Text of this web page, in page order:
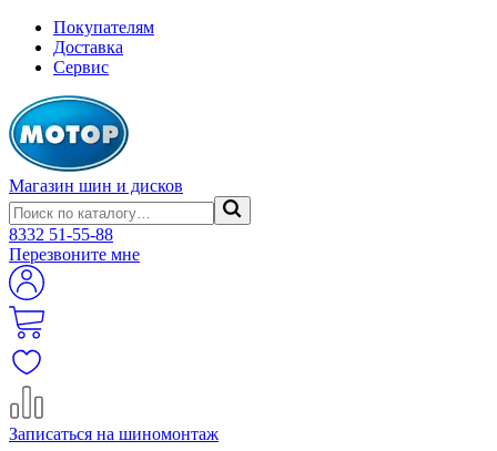
Покупателям
Доставка
Сервис
Магазин шин и дисков
8332 51-55-88
Перезвоните мне
Записаться на шиномонтаж